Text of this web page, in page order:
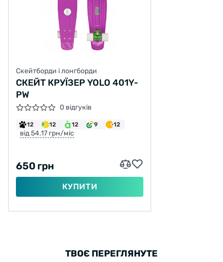
Скейтборди і лонгборди
СКЕЙТ КРУЇЗЕР YOLO 401Y-
PW
0 відгуків
12 12 12 9 12
від 54.17 грн/міс
650 грн
КУПИТИ
ТВОЄ ПЕРЕГЛЯНУТЕ